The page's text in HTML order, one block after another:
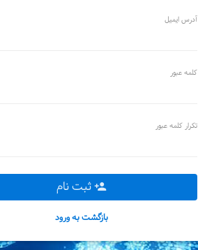
آدرس ایمیل
کلمه عبور
تکرار کلمه عبور
 ثبت نام
بازگشت به ورود